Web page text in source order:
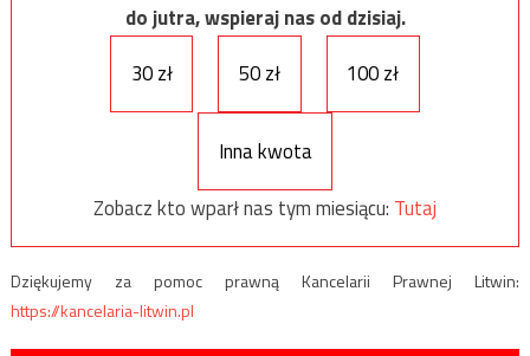
do jutra, wspieraj nas od dzisiaj.
30 zł
50 zł 100 zł
Inna kwota
Zobacz kto wparł nas tym miesiącu: Tutaj
Dziękujemy za pomoc prawną Kancelarii Prawnej Litwin:
https://kancelaria-litwin.pl